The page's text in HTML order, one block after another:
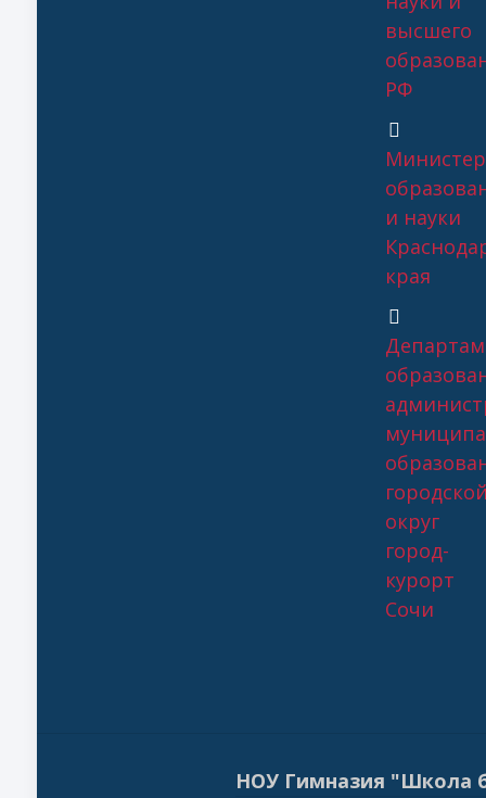
высшего
РФ
и науки
края
округ
город-
курорт
Сочи
НОУ Гимназия "Школа